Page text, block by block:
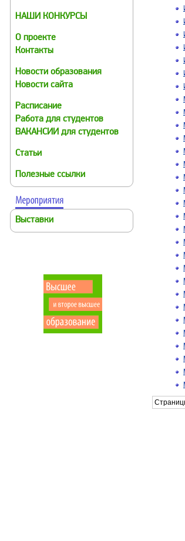
НАШИ КОНКУРСЫ
О проекте
Контакты
Новости образования
Новости сайта
Расписание
Работа для студентов
ВАКАНСИИ для студентов
Статьи
Полезные ссылки
Выставки